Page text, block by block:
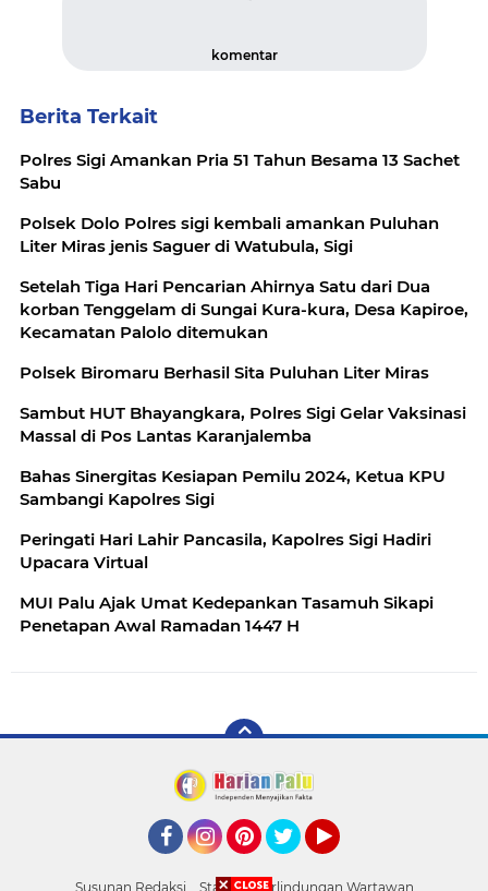
komentar
Berita Terkait
Polres Sigi Amankan Pria 51 Tahun Besama 13 Sachet
Sabu
Polsek Dolo Polres sigi kembali amankan Puluhan
Liter Miras jenis Saguer di Watubula, Sigi
Setelah Tiga Hari Pencarian Ahirnya Satu dari Dua
korban Tenggelam di Sungai Kura-kura, Desa Kapiroe,
Kecamatan Palolo ditemukan
Polsek Biromaru Berhasil Sita Puluhan Liter Miras
Sambut HUT Bhayangkara, Polres Sigi Gelar Vaksinasi
Massal di Pos Lantas Karanjalemba
Bahas Sinergitas Kesiapan Pemilu 2024, Ketua KPU
Sambangi Kapolres Sigi
Peringati Hari Lahir Pancasila, Kapolres Sigi Hadiri
Upacara Virtual
MUI Palu Ajak Umat Kedepankan Tasamuh Sikapi
Penetapan Awal Ramadan 1447 H
Susunan Redaksi Standar Perlindungan Wartawan